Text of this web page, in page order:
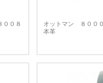
０８
オットマン ８００
本革